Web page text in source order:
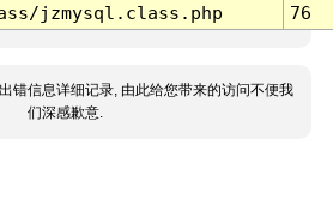
jzmysql.class.php 76
错信息详细记录, 由此给您带来的访问不便我
们深感歉意.